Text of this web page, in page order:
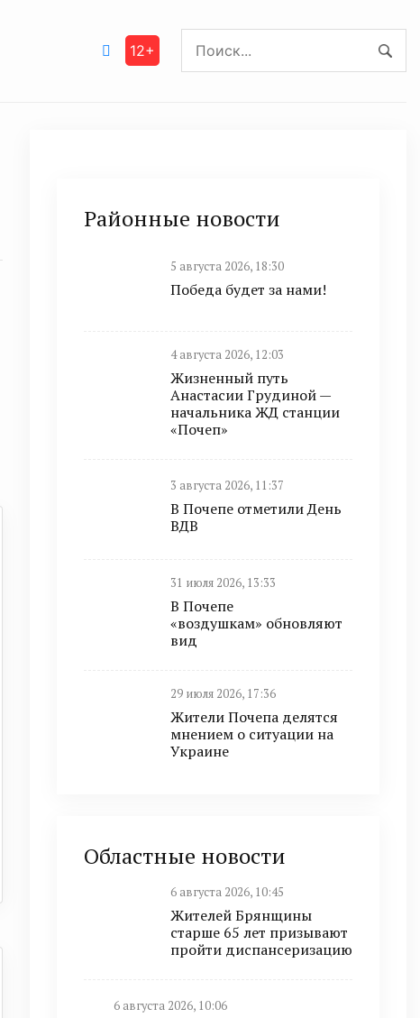
12+
Районные новости
5 августа 2026, 18:30
Победа будет за нами!
4 августа 2026, 12:03
Жизненный путь
Анастасии Грудиной —
начальника ЖД станции
«Почеп»
3 августа 2026, 11:37
В Почепе отметили День
ВДВ
31 июля 2026, 13:33
В Почепе
«воздушкам» обновляют
вид
29 июля 2026, 17:36
Жители Почепа делятся
мнением о ситуации на
Украине
Областные новости
6 августа 2026, 10:45
Жителей Брянщины
старше 65 лет призывают
пройти диспансеризацию
6 августа 2026, 10:06